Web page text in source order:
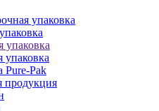
упаковка
упаковка
упаковка
Pure-Pak
продукция